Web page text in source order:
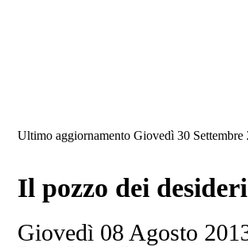
Ultimo aggiornamento Giovedì 30 Settembre
Il pozzo dei
Giovedì 08 Agosto